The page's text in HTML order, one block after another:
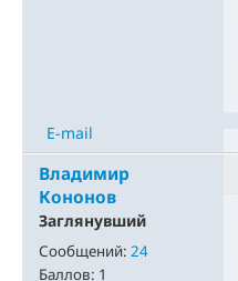
E-mail
Владимир
Кононов
Заглянувший
Сообщений: 24
Баллов: 1